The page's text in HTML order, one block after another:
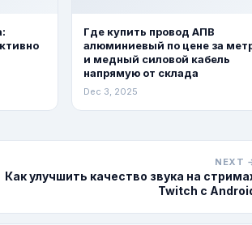
Где купить провод АПВ
алюминиевый по цене за
и медный силовой кабель
напрямую от склада
Dec 3, 2025
NEXT
Как улучшить качество звука на
Twitch с